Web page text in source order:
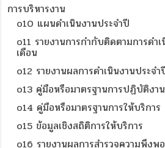
การบริหารงาน
o10 แผนดำเนินงานประจำปี
o11 รายงานการกำกับติดตามการดำ
เดือน
o12 รายงานผลการดำเนินงานประจำ
o13 คู่มือหรือมาตรฐานการปฏิบัติงาน
o14 คู่มือหรือมาตรฐานการให้บริการ
o15 ข้อมูลเชิงสถิติการให้บริการ
o16 รายงานผลการสำรวจความพึงพ